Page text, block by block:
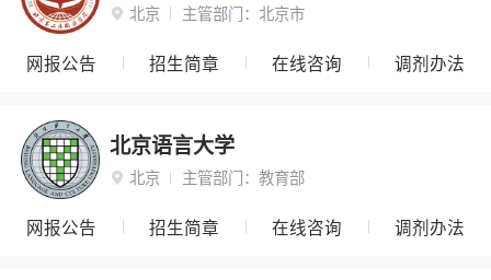
 北京 主管部门： 北京市
网报公告 招生简章 在线咨询 调剂办法
北京语言大学
 北京 主管部门： 教育部
网报公告 招生简章 在线咨询 调剂办法